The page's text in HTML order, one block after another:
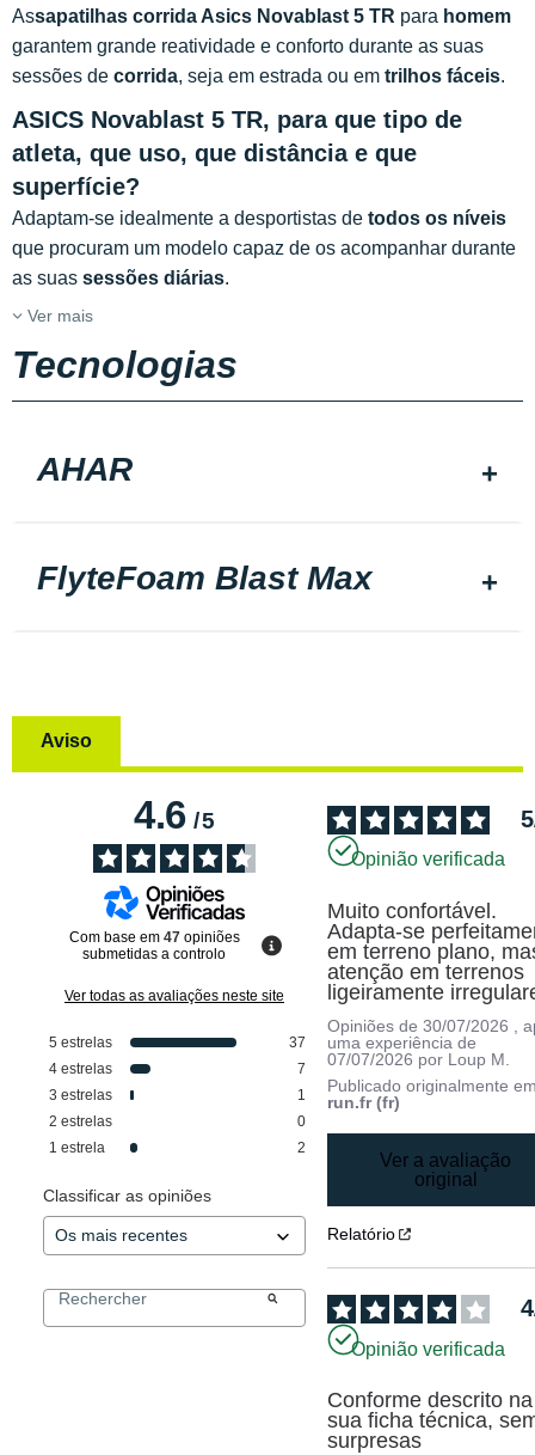
Assapatilhas corrida Asics Novablast 5 TR para homem
garantem grande reatividade e conforto durante as suas
sessões de corrida, seja em estrada ou em trilhos fáceis.
ASICS Novablast 5 TR, para que tipo de
atleta, que uso, que distância e que
superfície?
Adaptam-se idealmente a desportistas de todos os níveis
que procuram um modelo capaz de os acompanhar durante
as suas sessões diárias.
Ver mais
Tecnologias
AHAR
FlyteFoam Blast Max
Aviso
4.6/5
Com base em 47 opiniões
submetidas a controlo
Ver todas as avaliações neste site
5 estrelas
37
4 estrelas
7
3 estrelas
1
2 estrelas
0
1 estrela 2
Classificar as opiniões
5
Opinião verificada
Muito confortável.
Adapta-se
em terreno plano,
atenção em terrenos
ligeiramente
Opiniões de30/07/2026
,
uma experiência de
07/07/2026 por Loup M.
Publicado originalmente
run.fr (fr)
Ver a avaliação
original
Relatório
4
Opinião verificada
Conforme descrito na
sua ficha técnica,
surpresas